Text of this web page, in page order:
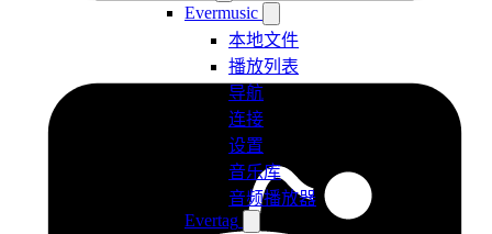
Evermusic
本地文件
播放列表
导航
连接
设置
音乐库
音频播放器
Evertag